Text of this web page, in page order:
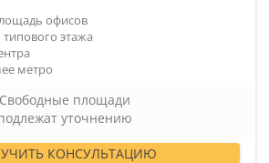
офисов
этажа
метро
Свободные площади
уточнению
КОНСУЛЬТАЦИЮ